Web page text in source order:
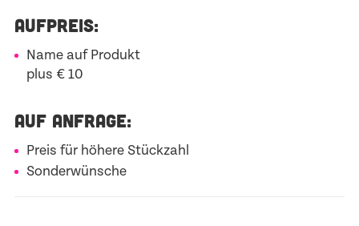
AUFPREIS:
Name auf Produkt
plus € 10
AUF ANFRAGE:
Preis für höhere Stückzahl
Sonderwünsche